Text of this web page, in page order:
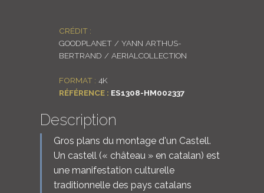
CRÉDIT :
GOODPLANET / YANN ARTHUS-
BERTRAND / AERIALCOLLECTION
FORMAT : 4K
RÉFÉRENCE : ES1308-HM002337
Description
Gros plans du montage d'un Castell.
Un castell (« château » en catalan) est
une manifestation culturelle
traditionnelle des pays catalans